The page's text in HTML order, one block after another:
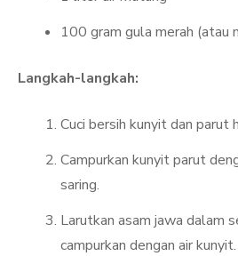
100 gram gula merah (atau
Langkah-langkah:
Cuci bersih kunyit dan parut
Campurkan kunyit parut
saring.
Larutkan asam jawa dalam
campurkan dengan air kunyit.